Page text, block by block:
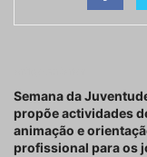
Semana da
propõe actividades
animação e
profissional para os